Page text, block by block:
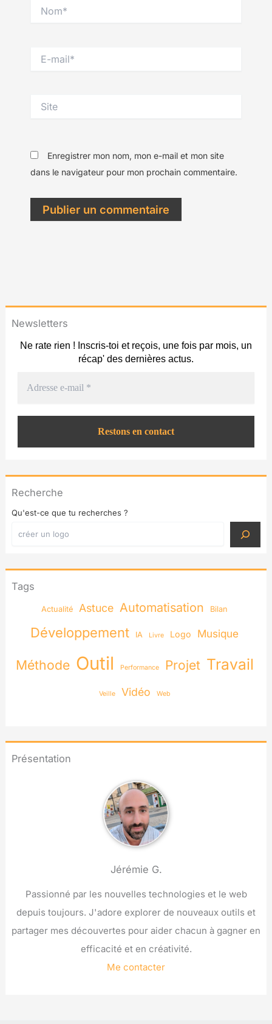
mail*
Enregistrer mon nom, mon e-mail et mon site
dans le navigateur pour mon prochain commentaire.
Newsletters
Ne rate rien ! Inscris-toi et reçois, une fois par mois, un
récap' des dernières actus.
Recherche
Qu'est-ce que tu recherches ?
Tags
Actualité Astuce Automatisation Bilan
Développement IA Livre Logo Musique
Méthode Outil Performance Projet Travail
Veille Vidéo Web
Présentation
Jérémie G.
Passionné par les nouvelles technologies et le web
depuis toujours. J'adore explorer de nouveaux outils et
partager mes découvertes pour aider chacun à gagner en
efficacité et en créativité.
Me contacter